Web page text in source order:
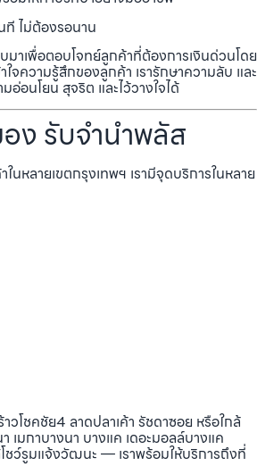
ไม่ต้องรอนาน
มาเพื่อตอบโจทย์ลูกค้าที่ต้องการเงินด่วนโดย
ใจความรู้สึกของลูกค้า เรารักษาความลับ และ
อนโยน สุจริต และไว้วางใจได้
ง รับจำนำพลัส
นหลายเขตกรุงเทพฯ เรามีจุดบริการในหลาย
โชคชัย4 ลาดปลาเค้า รัชดาซอย หรือใกล้
เมกาบางนา บางแค เดอะมอลล์บางแค
ชว์รูมแจ้งวัฒนะ — เราพร้อมให้บริการถึงที่